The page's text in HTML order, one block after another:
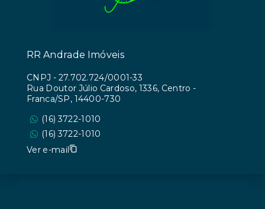
RR Andrade Imóveis
CNPJ - 27.702.724/0001-33
Rua Doutor Júlio Cardoso, 1336, Centro -
Franca/SP, 14400-730
(16) 3722-1010
(16) 3722-1010
Ver e-mail